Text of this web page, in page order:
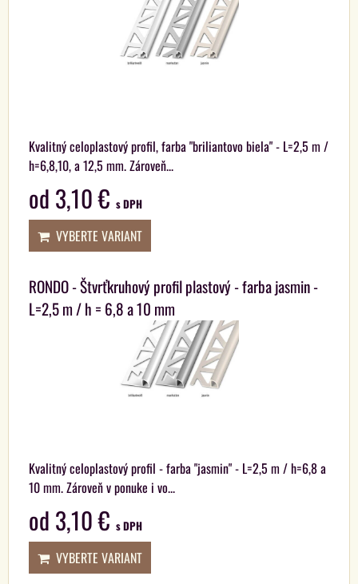
Kvalitný celoplastový profil, farba "briliantovo biela" - L=2,5 m /
h=6,8,10, a 12,5 mm. Zároveň...
od 3,10 € s DPH
VYBERTE VARIANT
RONDO - Štvrťkruhový profil plastový - farba jasmin -
L=2,5 m / h = 6,8 a 10 mm
Kvalitný celoplastový profil - farba "jasmin" - L=2,5 m / h=6,8 a
10 mm. Zároveň v ponuke i vo...
od 3,10 € s DPH
VYBERTE VARIANT